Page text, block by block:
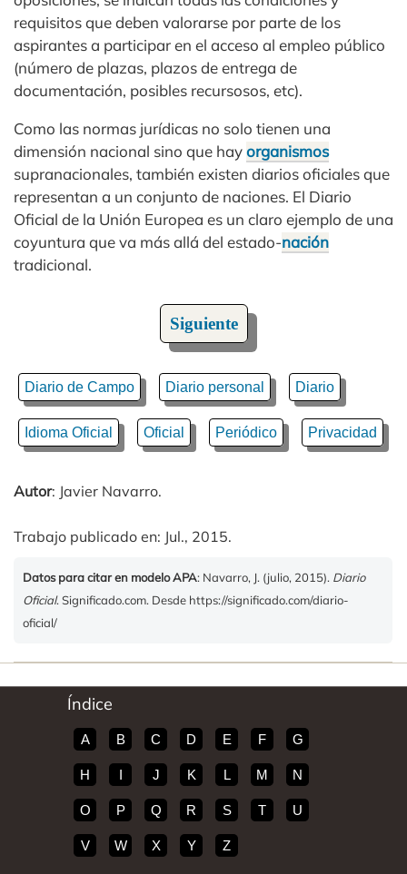
requisitos que deben valorarse por parte de los
aspirantes a participar en el acceso al empleo público
(número de plazas, plazos de entrega de
documentación, posibles recursosos, etc).
Como las normas jurídicas no solo tienen una
dimensión nacional sino que hayorganismos
supranacionales, también existen diarios oficiales que
representan a un conjunto de naciones. El Diario
Oficial de la Unión Europea es un claro ejemplo de una
coyuntura que va más allá del estado-nación
tradicional.
Siguiente
Diario de Campo Diario personal Diario
Idioma Oficial Oficial Periódico Privacidad
Autor: Javier Navarro.
Trabajo publicado en: Jul., 2015.
Datos para citar en modelo APA: Navarro, J. (julio, 2015). Diario
Oficial. Significado.com. Desde https://significado.com/diario-
oficial/
Índice
A B C D E F G
H I J K L M N
O P Q R S T U
V W X Y Z